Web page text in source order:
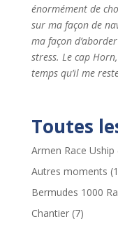
énormément de
sur ma façon de
ma façon
stress. Le cap
temps qu’il me
Toutes
Armen Race Uship
Autres moments
Bermudes 1000
Chantier(7)